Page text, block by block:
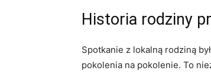
Historia rodziny
Spotkanie⁤ z ‍lokalną rodziną
⁣pokolenia na⁤ pokolenie. To